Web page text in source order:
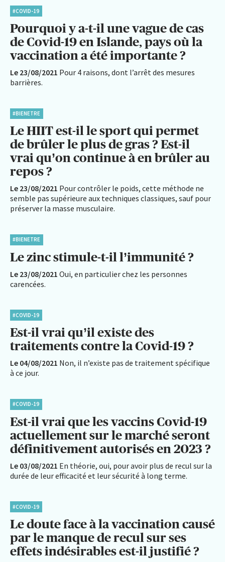
#COVID-19
Pourquoi y a-t-il une vague de cas
de Covid-19 en Islande, pays où la
vaccination a été importante ?
Le 23/08/2021 Pour 4 raisons, dont l’arrêt des mesures
barrières.
#BIENETRE
Le HIIT est-il le sport qui permet
de brûler le plus de gras ? Est-il
vrai qu’on continue à en brûler au
repos ?
Le 23/08/2021 Pour contrôler le poids, cette méthode ne
semble pas supérieure aux techniques classiques, sauf pour
préserver la masse musculaire.
#BIENETRE
Le zinc stimule-t-il l’immunité ?
Le 23/08/2021 Oui, en particulier chez les personnes
carencées.
#COVID-19
Est-il vrai qu’il existe des
traitements contre la Covid-19 ?
Le 04/08/2021 Non, il n’existe pas de traitement spécifique
à ce jour.
#COVID-19
Est-il vrai que les vaccins Covid-19
actuellement sur le marché seront
définitivement autorisés en 2023 ?
Le 03/08/2021 En théorie, oui, pour avoir plus de recul sur la
durée de leur efficacité et leur sécurité à long terme.
#COVID-19
Le doute face à la vaccination causé
par le manque de recul sur ses
effets indésirables est-il justifié ?